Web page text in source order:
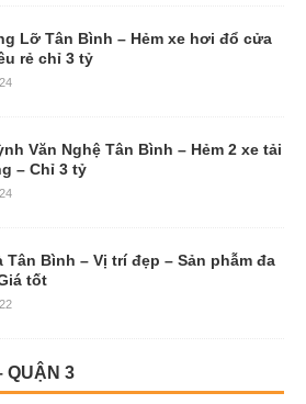
Lỡ Tân Bình – Hẻm xe hơi đổ cửa
rẻ chỉ 3 tỷ
Văn Nghệ Tân Bình – Hẻm 2 xe tải
– Chỉ 3 tỷ
Tân Bình – Vị trí đẹp – Sản phẫm đa
tốt
QUẬN 3